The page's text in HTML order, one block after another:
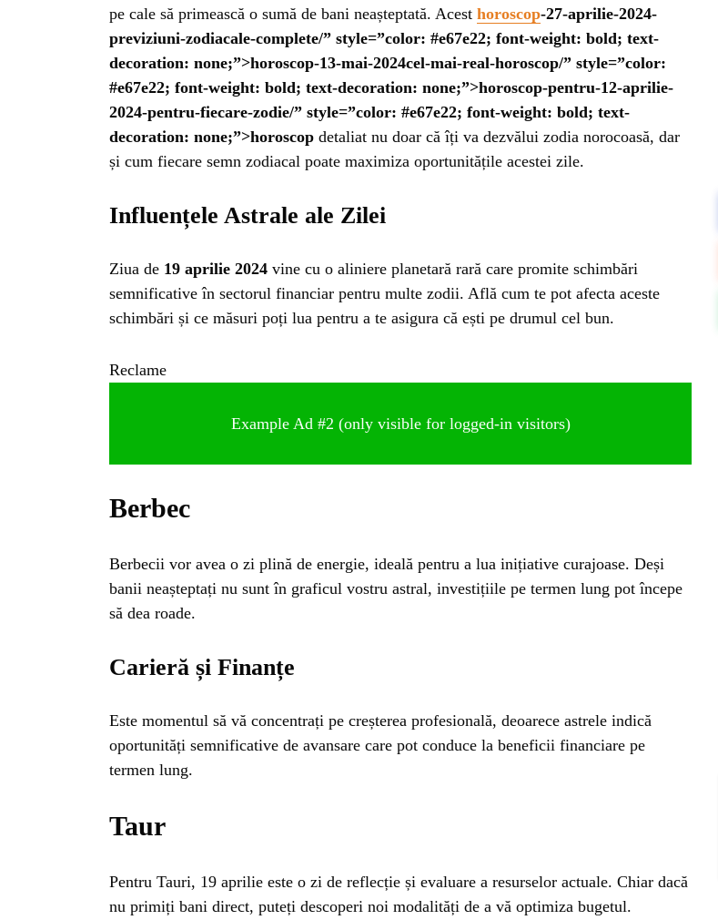
pe cale să primească o sumă de bani neașteptată. Acest horoscop-27-aprilie-2024-
previziuni-zodiacale-complete/” style=”color: #e67e22; font-weight: bold; text-
decoration: none;”>horoscop-13-mai-2024cel-mai-real-horoscop/” style=”color:
#e67e22; font-weight: bold; text-decoration: none;”>horoscop-pentru-12-aprilie-
2024-pentru-fiecare-zodie/” style=”color: #e67e22; font-weight: bold; text-
decoration: none;”>horoscop detaliat nu doar că îți va dezvălui zodia norocoasă, dar
și cum fiecare semn zodiacal poate maximiza oportunitățile acestei zile.
Influențele Astrale ale Zilei
Ziua de 19 aprilie 2024 vine cu o aliniere planetară rară care promite schimbări
semnificative în sectorul financiar pentru multe zodii. Află cum te pot afecta aceste
schimbări și ce măsuri poți lua pentru a te asigura că ești pe drumul cel bun.
Reclame
Example Ad #2 (only visible for logged-in visitors)
Berbec
Berbecii vor avea o zi plină de energie, ideală pentru a lua inițiative curajoase. Deși
banii neașteptați nu sunt în graficul vostru astral, investițiile pe termen lung pot începe
să dea roade.
Carieră și Finanțe
Este momentul să vă concentrați pe creșterea profesională, deoarece astrele indică
oportunități semnificative de avansare care pot conduce la beneficii financiare pe
termen lung.
Taur
Pentru Tauri, 19 aprilie este o zi de reflecție și evaluare a resurselor actuale. Chiar dacă
nu primiți bani direct, puteți descoperi noi modalități de a vă optimiza bugetul.
HOME
HOROSCOP
ENGLISH
TRAVEL